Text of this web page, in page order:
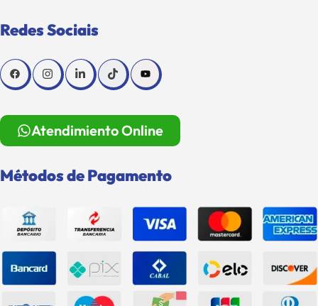
Redes Sociais
Atendimiento Online
Métodos de Pagamento